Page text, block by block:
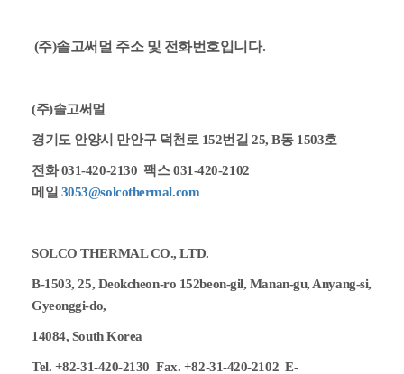
(주)솔고써멀 주소 및 전화번호입니다.
(주)솔고써멀
경기도 안양시 만안구 덕천로 152번길 25, B동1503호
전화 031-420-2130 팩스 031-420-2102
메일 3053@solcothermal.com
SOLCO THERMAL CO., LTD.
B-1503, 25, Deokcheon-ro 152beon-gil, Manan-gu, Anyang-si,
Gyeonggi-do,
14084, South Korea
Tel. +82-31-420-2130 Fax. +82-31-420-2102 E-